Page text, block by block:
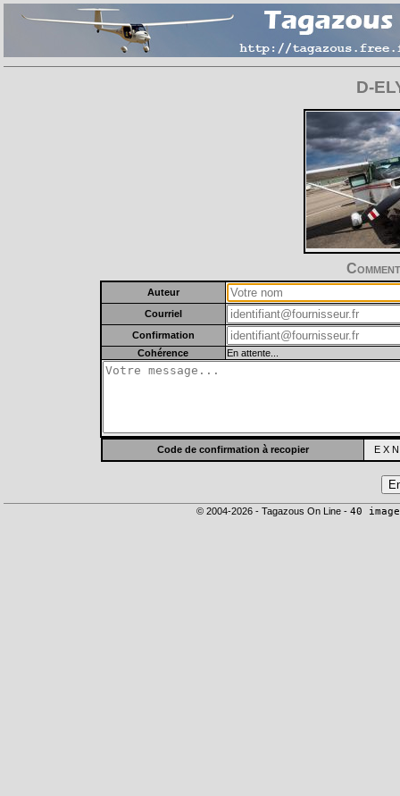
D-
Auteur
Courriel
Confirmation
Cohérence
En attente...
Code de confirmation à recopier E X
© 2004-2026 - Tagazous On Line - 40